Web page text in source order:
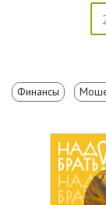
Финансы